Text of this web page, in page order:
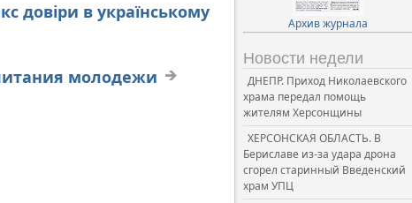
довіри в українському
молодежи
Архив журнала
Новости недели
ДНЕПР. Приход Николаевского
храма передал помощь
жителям Херсонщины
ХЕРСОНСКАЯ ОБЛАСТЬ. В
Бериславе из-за удара дрона
сгорел старинный Введенский
храм УПЦ